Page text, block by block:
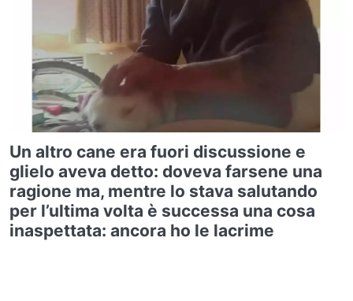
Un altro cane era fuori discussione e
glielo aveva detto: doveva farsene una
ragione ma, mentre lo stava salutando
per l’ultima volta è successa una cosa
inaspettata: ancora ho le lacrime